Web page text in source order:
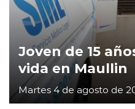
Joven de 15
vida en Maullin
Martes 4 de agosto de